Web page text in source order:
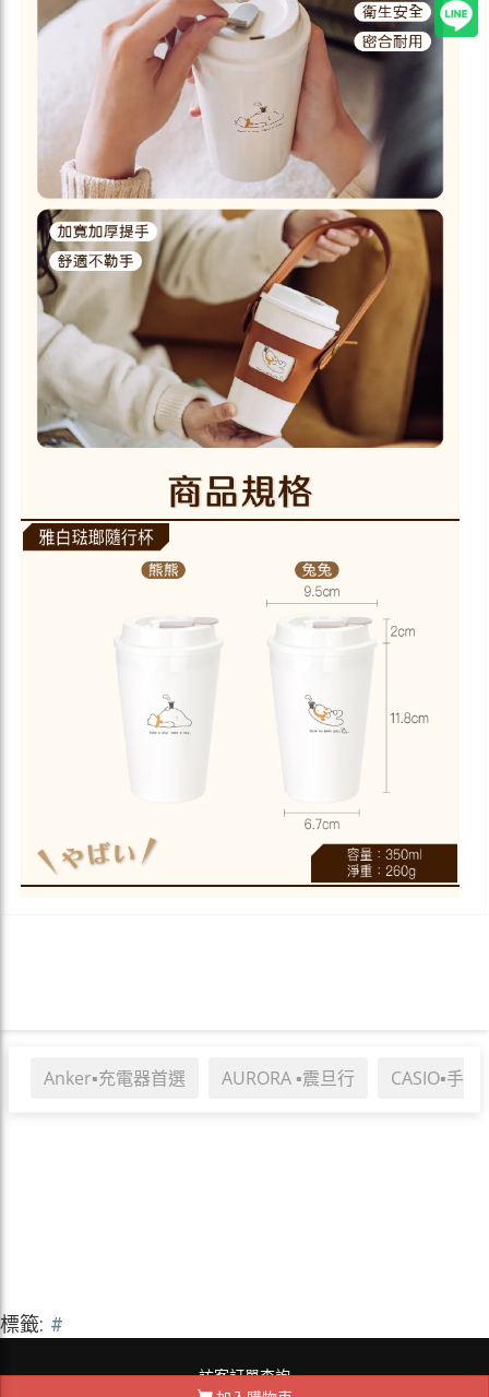
Anker▪充電器首選 AURORA ▪震旦行 CASIO▪手
標籤: #
訪客訂單查詢